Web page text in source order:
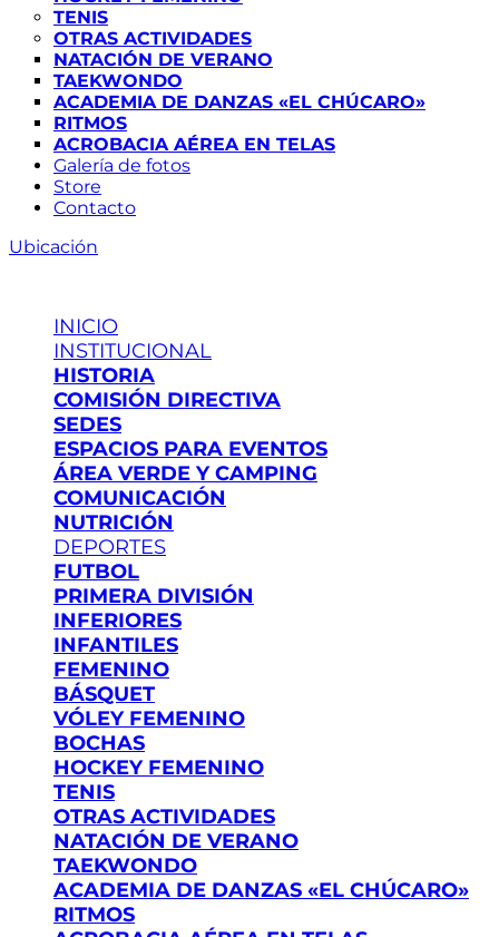
TENIS
OTRAS ACTIVIDADES
NATACIÓN DE VERANO
TAEKWONDO
ACADEMIA DE DANZAS «EL CHÚCARO»
RITMOS
ACROBACIA AÉREA EN TELAS
Galería de fotos
Store
Contacto
Ubicación
INICIO
INSTITUCIONAL
HISTORIA
COMISIÓN DIRECTIVA
SEDES
ESPACIOS PARA EVENTOS
ÁREA VERDE Y CAMPING
COMUNICACIÓN
NUTRICIÓN
DEPORTES
FUTBOL
PRIMERA DIVISIÓN
INFERIORES
INFANTILES
FEMENINO
BÁSQUET
VÓLEY FEMENINO
BOCHAS
HOCKEY FEMENINO
TENIS
OTRAS ACTIVIDADES
NATACIÓN DE VERANO
TAEKWONDO
ACADEMIA DE DANZAS «EL CHÚCARO»
RITMOS